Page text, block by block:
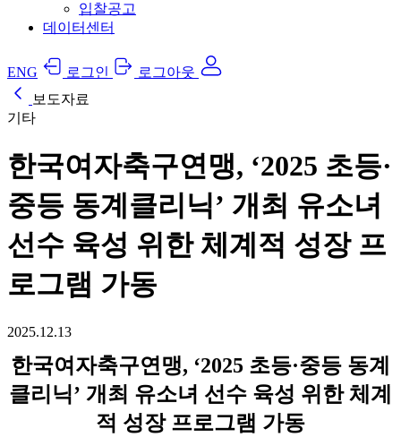
입찰공고
데이터센터
ENG 로그인
로그아웃
보도자료
기타
한국여자축구연맹, ‘2025 초등·
중등 동계클리닉’ 개최 유소녀
선수 육성 위한 체계적 성장 프
로그램 가동
2025.12.13
한국여자축구연맹, ‘2025 초등·중등 동계
클리닉’ 개최 유소녀 선수 육성 위한 체계
적 성장 프로그램 가동